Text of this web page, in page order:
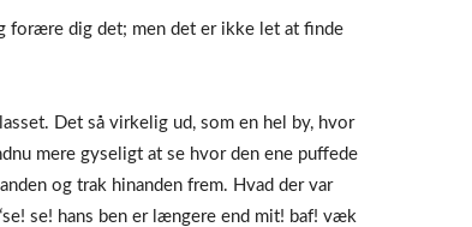
forære dig det; men det er ikke let at finde
Det så virkelig ud, som en hel by, hvor
mere gyseligt at se hvor den ene puffede
og trak hinanden frem. Hvad der var
se! hans ben er længere end mit! baf! væk